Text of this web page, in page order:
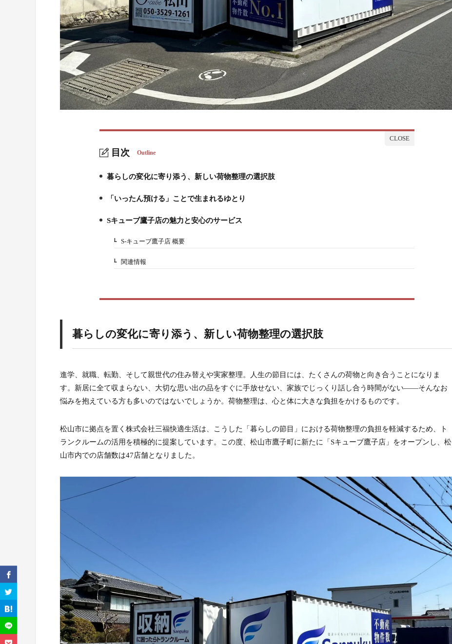
目次 Outline
暮らしの変化に寄り添う、新しい荷物整理の選択肢
「いったん預ける」ことで生まれるゆとり
Sキューブ鷹子店の魅力と安心のサービス
3-1.S-キューブ鷹子店 概要
3-2.関連情報
暮らしの変化に寄り添う、新しい荷物整理の選択肢
進学、就職、転勤、そして親世代の住み替えや実家整理。人生の節目には、たくさんの荷物と向き合うことになりま
す。新居に全て収まらない、大切な思い出の品をすぐに手放せない、家族でじっくり話し合う時間がない——そんなお
悩みを抱えている方も多いのではないでしょうか。荷物整理は、心と体に大きな負担をかけるものです。
松山市に拠点を置く株式会社三福快適生活は、こうした「暮らしの節目」における荷物整理の負担を軽減するため、ト
ランクルームの活用を積極的に提案しています。この度、松山市鷹子町に新たに「Sキューブ鷹子店」をオープンし、松
山市内での店舗数は47店舗となりました。